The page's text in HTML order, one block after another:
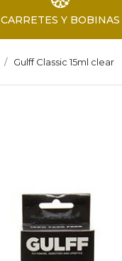
CARRETES Y BOBINAS
Gulff Classic 15ml clear